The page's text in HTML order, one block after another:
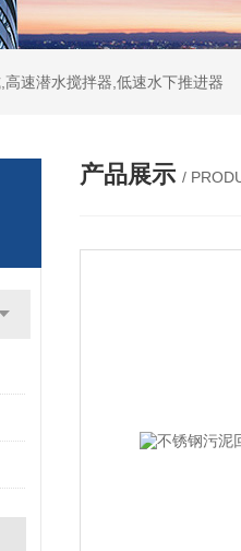
速潜水搅拌器,低速水下推进器
产品展示 /